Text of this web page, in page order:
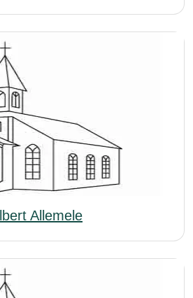
Albert Allemele